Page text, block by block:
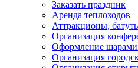
Заказать праздник
Аренда теплоходов
Аттракционы,
Организация
Оформление
Организация